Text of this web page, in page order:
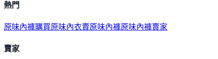
熱門
原味內褲購買原味內衣賣原味內褲原味內褲賣家
賣家